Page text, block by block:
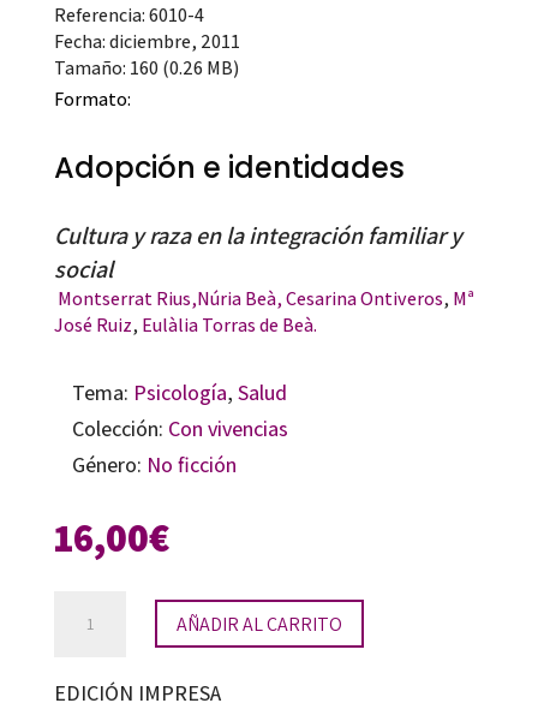
Referencia: 6010-4
Fecha: diciembre, 2011
Tamaño: 160 (0.26 MB)
Formato:
Adopción e identidades
Cultura y raza en la integración familiar y
social
Montserrat Rius,Núria Beà, Cesarina Ontiveros, Mª
José Ruiz, Eulàlia Torras de Beà.
Tema: Psicología, Salud
Colección: Con vivencias
Género: No ficción
16,00€
identidades
AÑADIR AL CARRITO
EDICIÓN IMPRESA